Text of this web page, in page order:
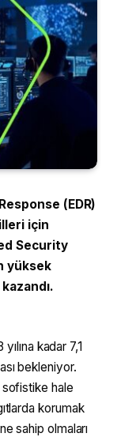
(EDR)
için
Security
yüksek
kadar 7,1
bekleniyor.
sofistike hale
korumak
sahip olmaları